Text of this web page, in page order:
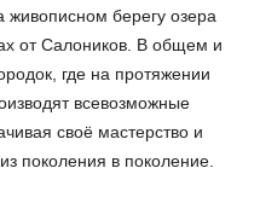
живописном берегу озера
от Салоников. В общем и
где на протяжении
всевозможные
своё мастерство и
поколения в поколение.